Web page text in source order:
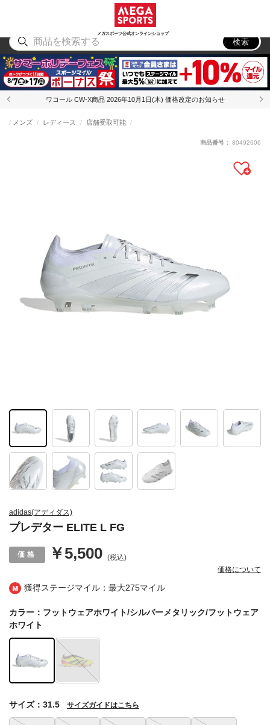
メガスポーツ公式オンラインショップ
アウトドア
検索
ワコール CW-X商品 2026年10月1日(木) 価格改定のお知らせ
獲得ステージマイル：最大275マイル
adidas(アディダス)
プレデター ELITE L FG
メンズ レディース 店舗受取可能
￥5,500 (税込)
価格について
商品番号： 80492606
カラー：フットウェアホワイト/シルバーメタリック/フットウェア
ホワイト
サイズ：31.5 サイズガイドはこちら